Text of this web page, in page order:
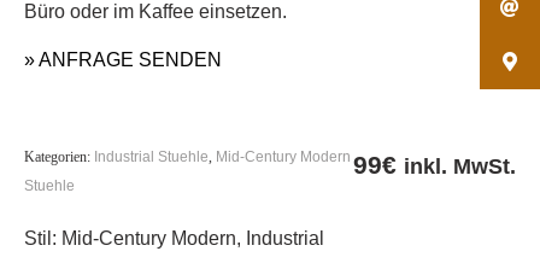
Büro oder im Kaffee einsetzen.
» ANFRAGE SENDEN
99€ inkl. MwSt.
Kategorien: Industrial Stuehle, Mid-Century Modern
Stuehle
Stil: Mid-Century Modern, Industrial